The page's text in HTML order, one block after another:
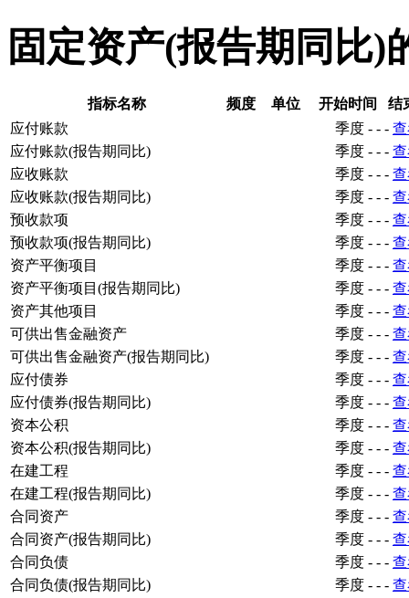
固定资产(报告期同比)
指标名称 频度 单位 开始时间
结
应付账款
季度 - - -
应付账款(报告期同比)
季度 - - -
应收账款
季度 - - -
应收账款(报告期同比)
季度 - - -
预收款项
季度 - - -
预收款项(报告期同比)
季度 - - -
资产平衡项目
季度 - - -
资产平衡项目(报告期同比)
季度 - - -
资产其他项目
季度 - - -
可供出售金融资产
季度 - - -
可供出售金融资产(报告期同比)
季度 - - -
应付债券
季度 - - -
应付债券(报告期同比)
季度 - - -
资本公积
季度 - - -
资本公积(报告期同比)
季度 - - -
在建工程
季度 - - -
在建工程(报告期同比)
季度 - - -
合同资产
季度 - - -
合同资产(报告期同比)
季度 - - -
合同负债
季度 - - -
合同负债(报告期同比)
季度 - - -